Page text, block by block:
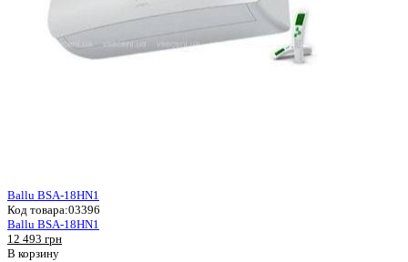
Ballu BSA-18HN1
Код товара:03396
Ballu BSA-18HN1
12 493 грн
В корзину